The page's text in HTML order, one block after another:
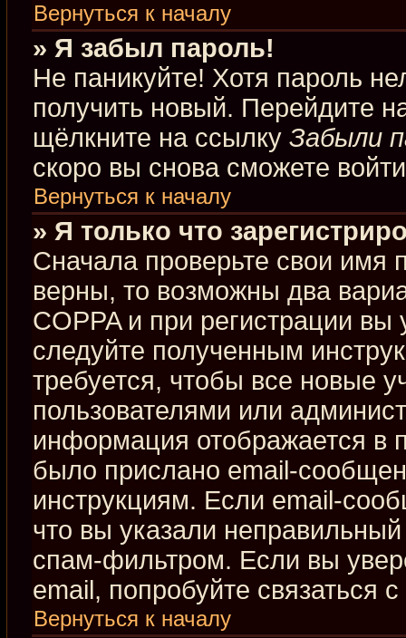
Вернуться к началу
» Я забыл пароль!
Не паникуйте! Хотя пароль
получить новый. Перейдите
щёлкните на ссылку Забыли
скоро вы снова сможете
Вернуться к началу
» Я только что
Сначала проверьте свои имя
верны, то возможны два
COPPA и при регистрации
следуйте полученным
требуется, чтобы все новые
пользователями или
информация отображается в
было прислано email-
инструкциям. Если email-
что вы указали
спам-фильтром. Если вы
email, попробуйте связаться
Вернуться к началу